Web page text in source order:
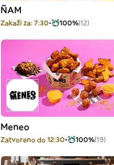
ÑAM
Zakaži za: 7:30 100%(12)
Meneo
Zatvoreno do 12:30 100%(19)